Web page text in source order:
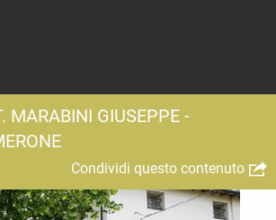
MARABINI GIUSEPPE -
Condividi questo contenuto